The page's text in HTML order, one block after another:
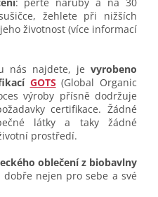
: perte naruby a na 30
žehlete při nižších
životnost (více informací
nás najdete, je vyrobeno
GOTS (Global Organic
výroby přísně dodržuje
certifikace. Žádné
látky a taky žádné
prostředí.
oblečení z biobavlny
nejen pro sebe a své